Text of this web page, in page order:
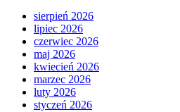
sierpień 2026
lipiec 2026
czerwiec 2026
maj 2026
kwiecień 2026
marzec 2026
luty 2026
styczeń 2026